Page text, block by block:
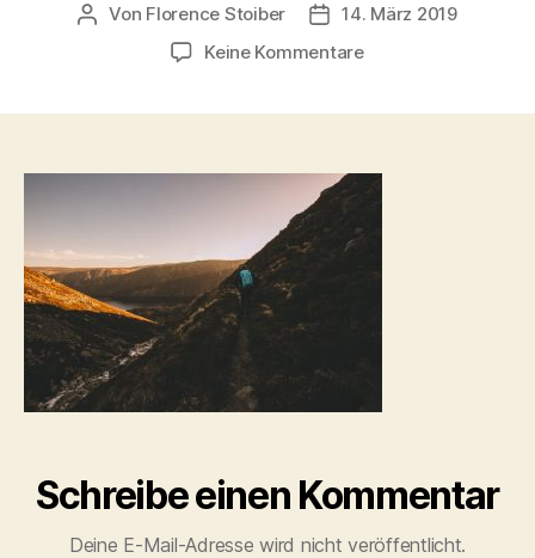
Beitragsautor
Von Florence Stoiber Veröffentlichungsdatum
14. März 2019
Keine Kommentarezu
Schreibe einen Kommentar
Deine E-Mail-Adresse wird nicht veröffentlicht.